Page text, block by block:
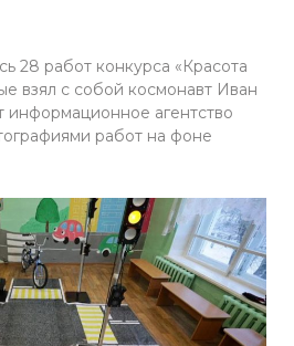
28 работ конкурса «Красота
взял с собой космонавт Иван
информационное агентство
работ на фоне